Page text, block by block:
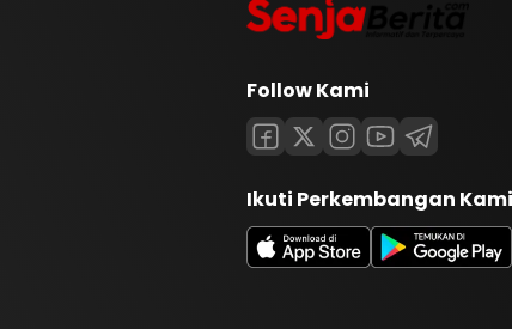
Follow Kami
Ikuti Perkembangan